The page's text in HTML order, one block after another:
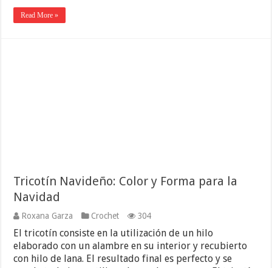
Read More »
Tricotín Navideño: Color y Forma para la
Navidad
Roxana Garza Crochet 304
El tricotín consiste en la utilización de un hilo
elaborado con un alambre en su interior y recubierto
con hilo de lana. El resultado final es perfecto y se